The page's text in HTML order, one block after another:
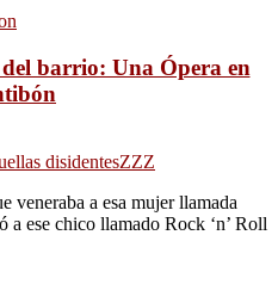
barrio: Una Ópera en
disidentesZZZ
veneraba a esa mujer llamada
a ese chico llamado Rock ‘n’ Roll